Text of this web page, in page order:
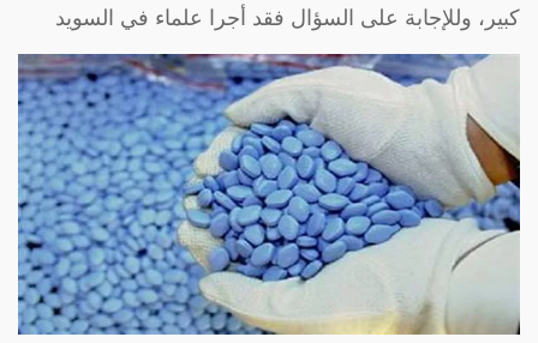
كبير، وللإجابة على السؤال فقد أجرا علماء في السويد